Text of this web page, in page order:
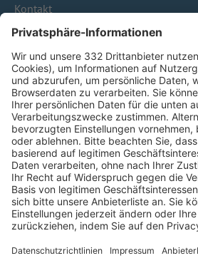
Kontakt
HÄUFIG BESUCHTE SEITEN
Pässe und Vereinswechsel
Trainerausbildung
Schulungsangebot Vereinsmitarbeiter
BFV-Geschäftsstellen
Trainerbörse
Login SpielPlus
FOLGE DEM BFV